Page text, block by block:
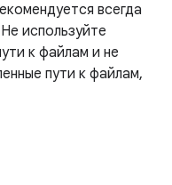
всегда
используйте
к файлам и не
пути к файлам,